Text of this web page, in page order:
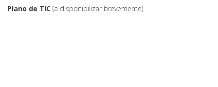
Plano de TIC (a disponibilizar brevemente)